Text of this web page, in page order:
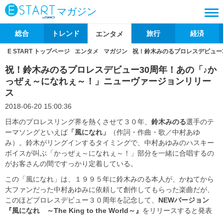
マガジン
総合 トレンド エンタメ 旅行 経済
E START トップページ エンタメ マガジン 祝！鈴木みのるプロレスデビュ
祝！鈴木みのるプロレスデビュー30周年！あの「♪か
っぜぇ～になれぇ～！」ニューヴァージョンリリー
ス
2018-06-20 15:00:36
日本のプロレスリング界を熱くさせて３０年、 鈴木みのる選手のテ
ーマソングといえば 「風になれ」
（作詞・作曲・歌／中村あゆ
み）。鈴木がリングインするタイミングで、中村あゆみのハスキー
ボイスが叫ぶ「かっぜぇ～になれぇ～！」部分を一緒に合唱するの
がお客さんの間ですっかり定着している。
この「風になれ」は、１９９５年に鈴木みのる本人が、かねてから
大ファンだった中村あゆみに依頼して創作してもらった楽曲だが、
このほどプロレスデビュー３０周年を記念して、 NEWバージョン
『風になれ ～The King to the World～』 をリリースすると発表